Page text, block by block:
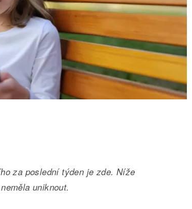
za poslední týden je zde. Níže
uniknout.